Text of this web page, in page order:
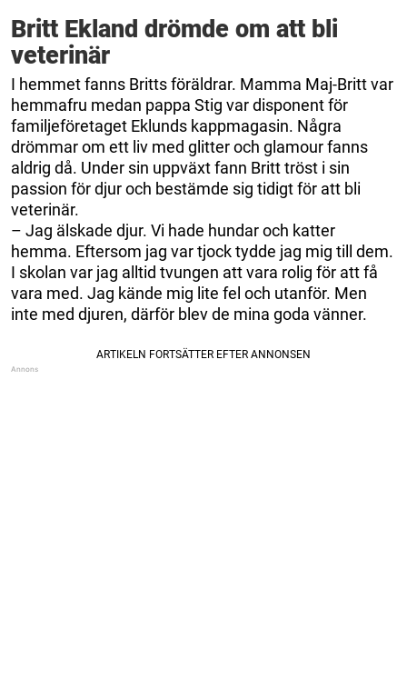
Britt Ekland drömde om att bli
veterinär
I hemmet fanns Britts föräldrar. Mamma Maj-Britt var
hemmafru medan pappa Stig var disponent för
familjeföretaget Eklunds kappmagasin. Några
drömmar om ett liv med glitter och glamour fanns
aldrig då. Under sin uppväxt fann Britt tröst i sin
passion för djur och bestämde sig tidigt för att bli
veterinär.
– Jag älskade djur. Vi hade hundar och katter
hemma. Eftersom jag var tjock tydde jag mig till dem.
I skolan var jag alltid tvungen att vara rolig för att få
vara med. Jag kände mig lite fel och utanför. Men
inte med djuren, därför blev de mina goda vänner.